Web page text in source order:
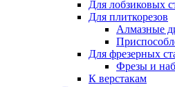
Для лобзиковых
Для плиткорезов
Алмазные
Для фрезерных
Фрезы и
К верстакам